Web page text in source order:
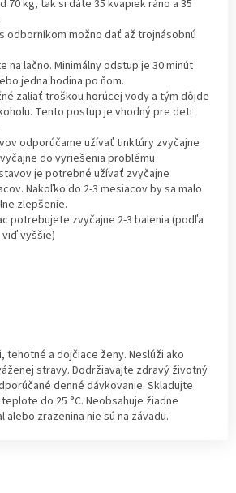
70 kg, tak si dáte 35 kvapiek ráno a 35
odborníkom možno dať až trojnásobnú
na lačno. Minimálny odstup je 30 minút
jedna hodina po ňom.
zaliať troškou horúcej vody a tým dôjde
Tento postup je vhodný pre deti
odporúčame užívať tinktúry zvyčajne
do vyriešenia problému
je potrebné užívať zvyčajne
Nakoľko do 2-3 mesiacov by sa malo
zlepšenie.
potrebujete zvyčajne 2-3 balenia (podľa
vyššie)
tehotné a dojčiace ženy. Neslúži ako
stravy. Dodržiavajte zdravý životný
denné dávkovanie. Skladujte
do 25 °C. Neobsahuje žiadne
alebo zrazenina nie sú na závadu.